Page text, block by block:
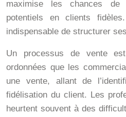
maximise les chances de
potentiels en clients
indispensable de structurer
Un processus de vente
ordonnées que les
une vente, allant de
fidélisation du client. Les
heurtent souvent à des